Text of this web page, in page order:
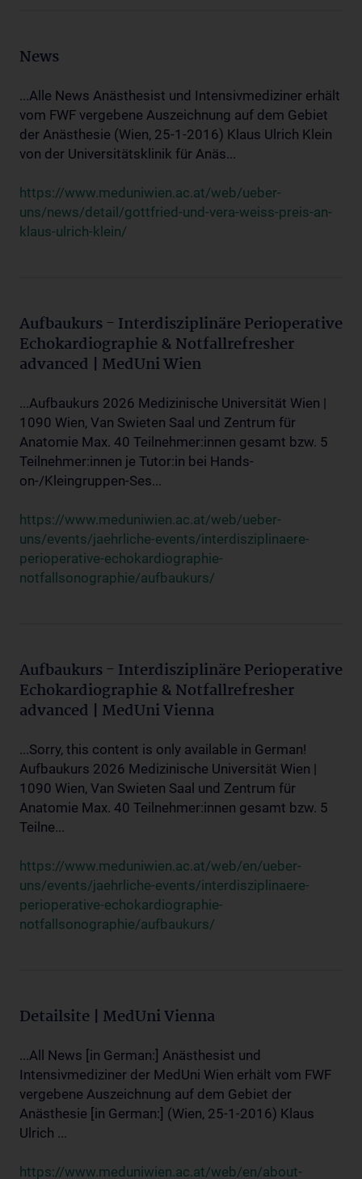
News
...Alle News Anästhesist und Intensivmediziner erhält
vom FWF vergebene Auszeichnung auf dem Gebiet
der Anästhesie (Wien, 25-1-2016) Klaus Ulrich Klein
von der Universitätsklinik für Anäs...
https://www.meduniwien.ac.at/web/ueber-
uns/news/detail/gottfried-und-vera-weiss-preis-an-
klaus-ulrich-klein/
Aufbaukurs - Interdisziplinäre Perioperative
Echokardiographie & Notfallrefresher
advanced | MedUni Wien
...Aufbaukurs 2026 Medizinische Universität Wien |
1090 Wien, Van Swieten Saal und Zentrum für
Anatomie Max. 40 Teilnehmer:innen gesamt bzw. 5
Teilnehmer:innen je Tutor:in bei Hands-
on-/Kleingruppen-Ses...
https://www.meduniwien.ac.at/web/ueber-
uns/events/jaehrliche-events/interdisziplinaere-
perioperative-echokardiographie-
notfallsonographie/aufbaukurs/
Aufbaukurs - Interdisziplinäre Perioperative
Echokardiographie & Notfallrefresher
advanced | MedUni Vienna
...Sorry, this content is only available in German!
Aufbaukurs 2026 Medizinische Universität Wien |
1090 Wien, Van Swieten Saal und Zentrum für
Anatomie Max. 40 Teilnehmer:innen gesamt bzw. 5
Teilne...
https://www.meduniwien.ac.at/web/en/ueber-
uns/events/jaehrliche-events/interdisziplinaere-
perioperative-echokardiographie-
notfallsonographie/aufbaukurs/
Detailsite | MedUni Vienna
...All News [in German:] Anästhesist und
Intensivmediziner der MedUni Wien erhält vom FWF
vergebene Auszeichnung auf dem Gebiet der
Anästhesie [in German:] (Wien, 25-1-2016) Klaus
Ulrich ...
https://www.meduniwien.ac.at/web/en/about-